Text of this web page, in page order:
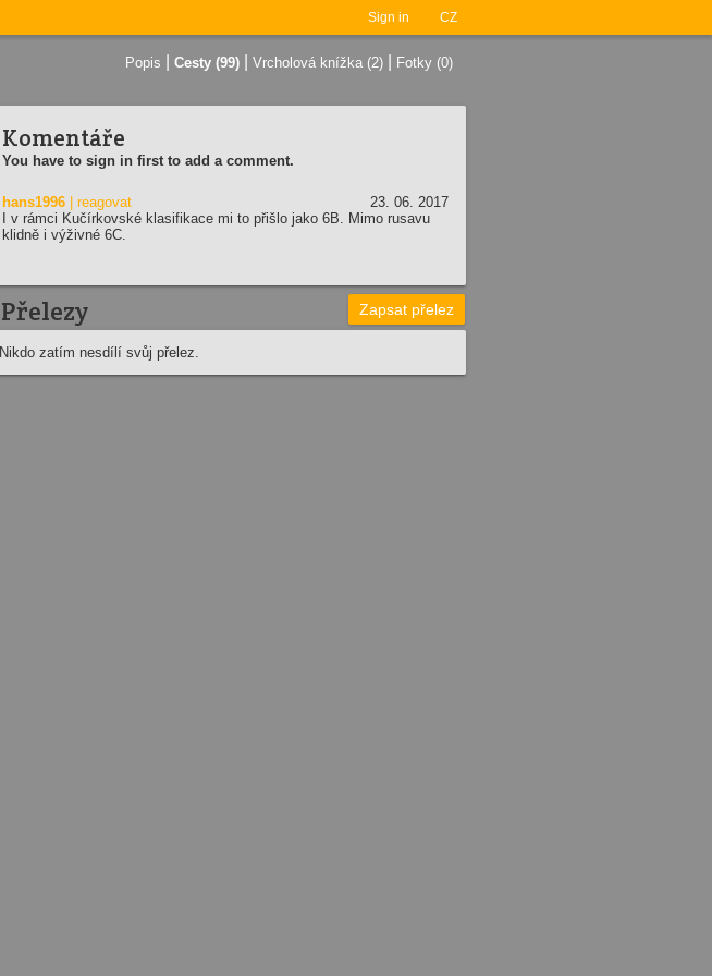
Sign in CZ
Popis Cesty (99) Vrcholová knížka (2) Fotky (0)
Komentáře
You have to sign in first to add a comment.
hans1996 | reagovat
23. 06. 2017
I v rámci Kučírkovské klasifikace mi to přišlo jako 6B. Mimo rusavu
klidně i výživné 6C.
Přelezy Zapsat přelez
Nikdo zatím nesdílí svůj přelez.